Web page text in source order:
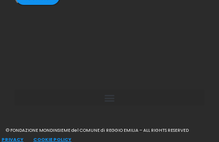
© FONDAZIONE MONDINSIEME del COMUNE di REGGIO EMILIA – ALL RIGHTS RESERVED
PRIVACY
COOKIE POLICY